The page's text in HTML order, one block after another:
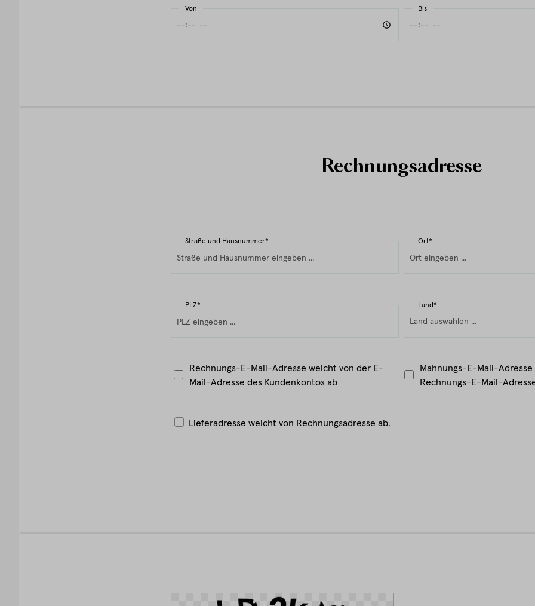
Von Bis
Rechnungsadresse
Straße und Hausnummer* Ort*
PLZ* Land*
Rechnungs-E-Mail-Adresse weicht von der E-
Mail-Adresse des Kundenkontos ab
Mahnungs-E-Mail-
Rechnungs-E-Mail-
Lieferadresse weicht von Rechnungsadresse ab.